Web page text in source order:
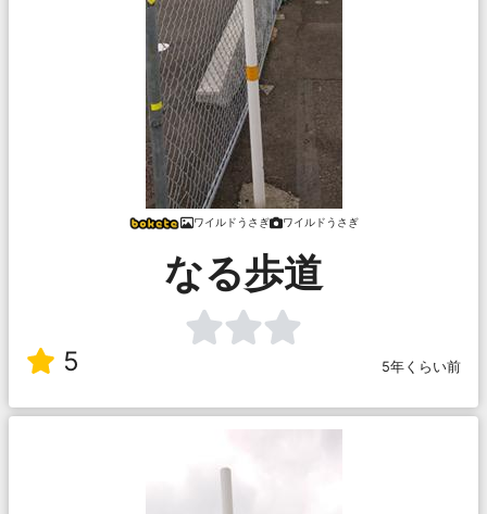
ワイルドうさぎ ワイルドうさぎ
なる歩道
5 5年くらい前